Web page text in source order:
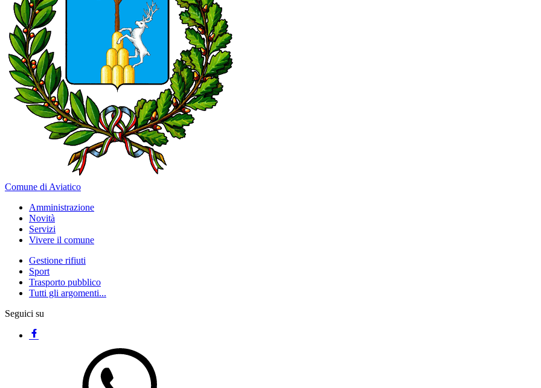
Comune di Aviatico
Amministrazione
Novità
Servizi
Vivere il comune
Gestione rifiuti
Sport
Trasporto pubblico
Tutti gli argomenti...
Seguici su